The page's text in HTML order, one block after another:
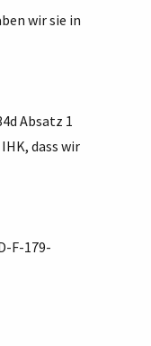
wir sie in
Absatz 1
dass wir
F-179-